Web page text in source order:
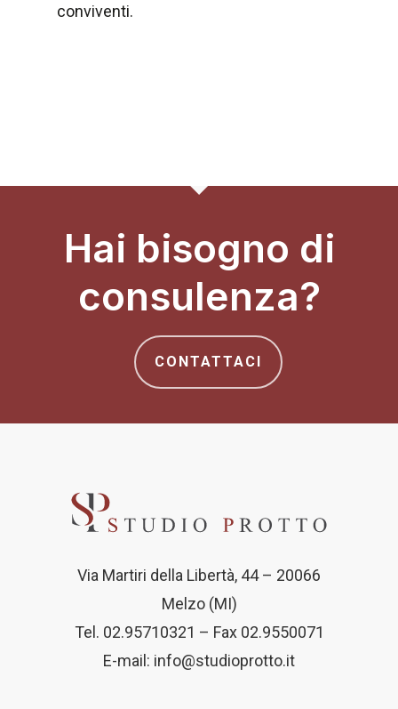
conviventi.
Hai bisogno di
consulenza?
CONTATTACI
Via Martiri della Libertà, 44 – 20066
Melzo (MI)
Tel. 02.95710321 – Fax 02.9550071
E-mail: info@studioprotto.it